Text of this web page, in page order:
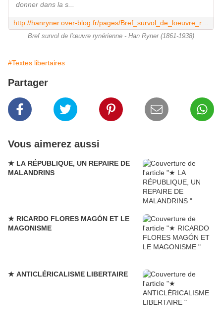
donner dans la s...
Bref survol de l'œuvre rynérienne - Han Ryner (1861-1938)
#Textes libertaires
Partager
Vous aimerez aussi
★ LA RÉPUBLIQUE, UN REPAIRE DE
MALANDRINS
★ RICARDO FLORES MAGÓN ET LE
MAGONISME
★ ANTICLÉRICALISME LIBERTAIRE